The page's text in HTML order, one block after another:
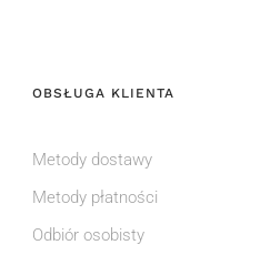
OBSŁUGA KLIENTA
Metody dostawy
Metody płatności
Odbiór osobisty